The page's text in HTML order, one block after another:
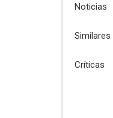
Noticias
Similares
Críticas